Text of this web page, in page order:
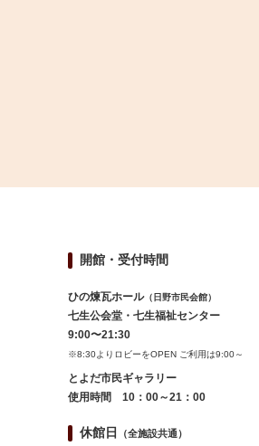
開館・受付時間
ひの煉瓦ホール（日野市民会館）
七生公会堂・七生福祉センター
9:00〜21:30
※8:30よりロビーをOPEN ご利用は9:00～
とよだ市民ギャラリー
使用時間 10：00～21：00
休館日 （全施設共通）